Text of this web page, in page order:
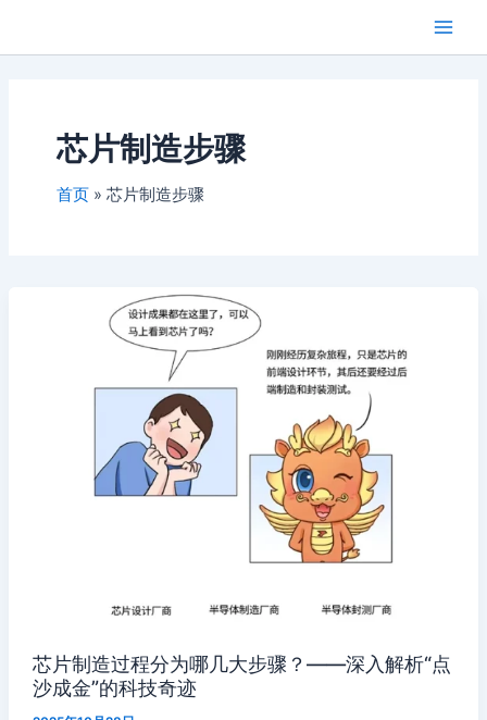
Main
芯片制造步骤
首页 芯片制造步骤
芯片制造过程分为哪几大步骤？——深入解析“点
沙成金”的科技奇迹